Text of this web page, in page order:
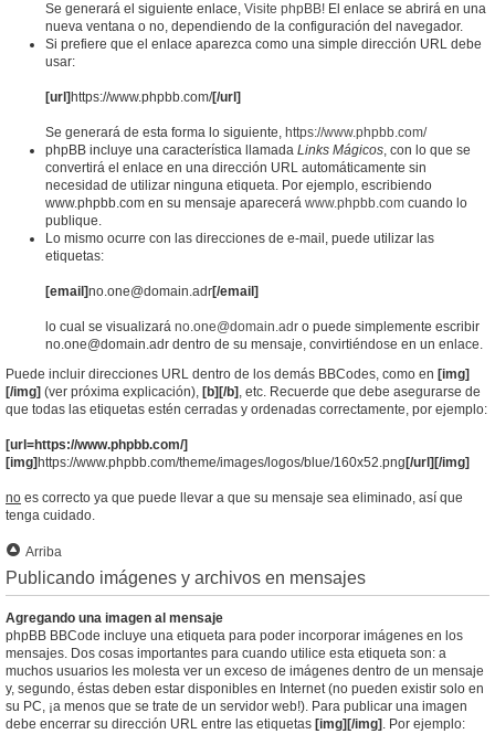
Se generará el siguiente enlace, Visite phpBB! El enlace se abrirá en una
nueva ventana o no, dependiendo de la configuración del navegador.
Si prefiere que el enlace aparezca como una simple dirección URL debe
usar:
[url] https://www.phpbb.com/[/url]
Se generará de esta forma lo siguiente, https://www.phpbb.com/
phpBB incluye una característica llamada Links Mágicos, con lo que se
convertirá el enlace en una dirección URL automáticamente sin
necesidad de utilizar ninguna etiqueta. Por ejemplo, escribiendo
www.phpbb.com en su mensaje aparecerá www.phpbb.com cuando lo
publique.
Lo mismo ocurre con las direcciones de e-mail, puede utilizar las
etiquetas:
[email]no.one@domain.adr[/email]
lo cual se visualizará no.one@domain.adr o puede simplemente escribir
no.one@domain.adr dentro de su mensaje, convirtiéndose en un enlace.
Puede incluir direcciones URL dentro de los demás BBCodes, como en [img]
[/img] (ver próxima explicación), [b][/b] , etc. Recuerde que debe asegurarse de
que todas las etiquetas estén cerradas y ordenadas correctamente, por ejemplo:
[url=https://www.phpbb.com/]
[img] https://www.phpbb.com/theme/images/logos/blue/160x52.png [/url][/img]
no es correcto ya que puede llevar a que su mensaje sea eliminado, así que
tenga cuidado.
Arriba
Publicando imágenes y archivos en mensajes
Agregando una imagen al mensaje
phpBB BBCode incluye una etiqueta para poder incorporar imágenes en los
mensajes. Dos cosas importantes para cuando utilice esta etiqueta son: a
muchos usuarios les molesta ver un exceso de imágenes dentro de un mensaje
y, segundo, éstas deben estar disponibles en Internet (no pueden existir solo en
su PC, ¡a menos que se trate de un servidor web!). Para publicar una imagen
debe encerrar su dirección URL entre las etiquetas [img][/img] . Por ejemplo: